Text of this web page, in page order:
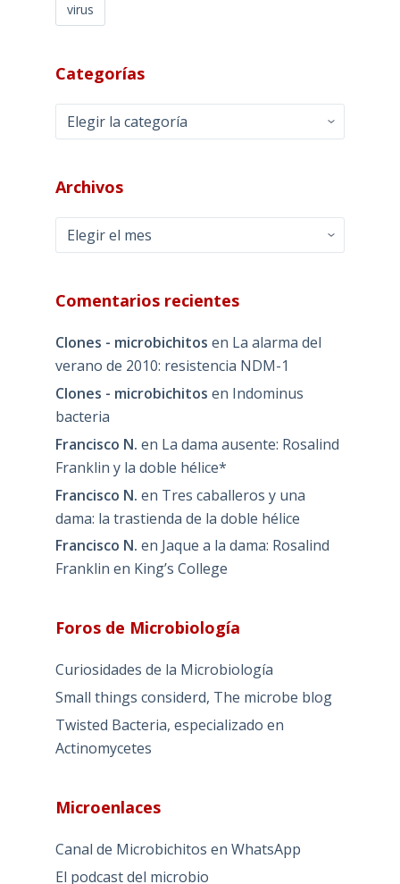
virus
Categorías
Categorías
Archivos
Archivos
Comentarios recientes
Clones - microbichitos en La alarma del
verano de 2010: resistencia NDM-1
Clones - microbichitos en Indominus
bacteria
Francisco N. en La dama ausente: Rosalind
Franklin y la doble hélice*
Francisco N. en Tres caballeros y una
dama: la trastienda de la doble hélice
Francisco N. en Jaque a la dama: Rosalind
Franklin en King’s College
Foros de Microbiología
Curiosidades de la Microbiología
Small things considerd, The microbe blog
Twisted Bacteria, especializado en
Actinomycetes
Microenlaces
Canal de Microbichitos en WhatsApp
El podcast del microbio